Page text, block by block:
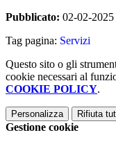
Pubblicato: 02-02-2025
Tag pagina: Servizi
Questo sito o gli
cookie necessari al
COOKIE POLICY.
Personalizza Rifiuta
Gestione cookie